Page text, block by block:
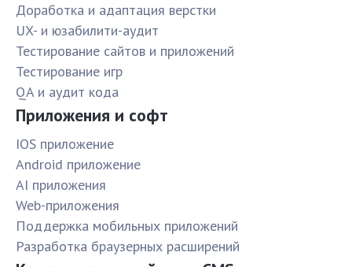
Доработка и адаптация верстки
UX- и юзабилити-аудит
Тестирование сайтов и приложений
Тестирование игр
QA и аудит кода
Приложения и софт
IOS приложение
Android приложение
AI приложения
Web-приложения
Поддержка мобильных приложений
Разработка браузерных расширений